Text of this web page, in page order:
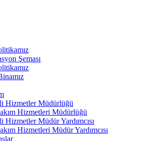
Şeması
Hizmetler Müdürlüğü
Hizmetleri Müdürlüğü
Hizmetler Müdür Yardımcısı
Hizmetleri Müdür Yardımcısı